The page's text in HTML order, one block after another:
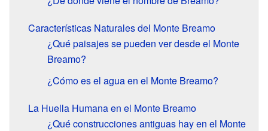
Características Naturales del Monte Breamo
¿Qué paisajes se pueden ver desde el Monte
Breamo?
¿Cómo es el agua en el Monte Breamo?
La Huella Humana en el Monte Breamo
¿Qué construcciones antiguas hay en el Monte